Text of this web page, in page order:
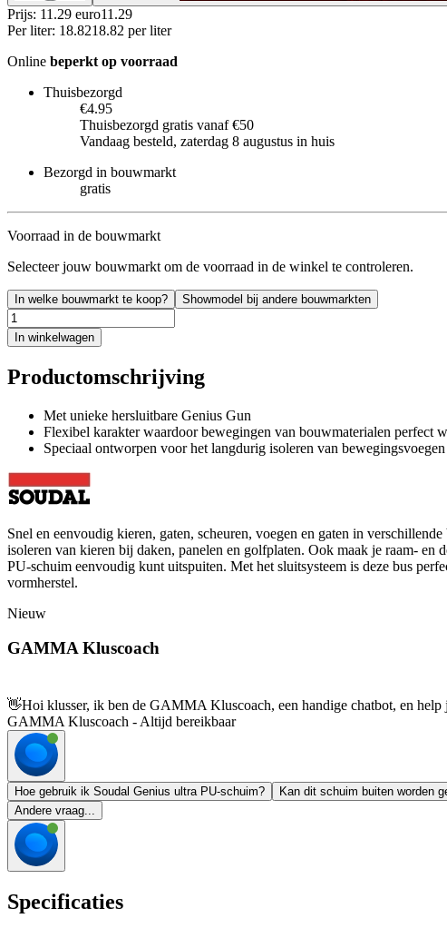
Prijs: 11.29 euro11 .29
Per liter: 18.8218.82 per liter
Online beperkt op voorraad
Thuisbezorgd
€4.95
Thuisbezorgd gratis vanaf €50
Vandaag besteld, zaterdag 8 augustus in huis
Bezorgd in bouwmarkt
gratis
Voorraad in de bouwmarkt
Selecteer jouw bouwmarkt om de voorraad in de winkel te controleren.
In welke bouwmarkt te koop? Showmodel bij andere bouwmarkten
In winkelwagen
Productomschrijving
Met unieke hersluitbare Genius Gun
Flexibel karakter waardoor bewegingen van bouwmaterialen perfect
Speciaal ontworpen voor het langdurig isoleren van bewegingsvoegen
Snel en eenvoudig kieren, gaten, scheuren, voegen en gaten in
isoleren van kieren bij daken, panelen en golfplaten. Ook maak je raam-
PU-schuim eenvoudig kunt uitspuiten. Met het sluitsysteem is deze bus
vormherstel.
Nieuw
GAMMA Kluscoach
👋Hoi klusser, ik ben de GAMMA Kluscoach, een handige chatbot, en help
GAMMA Kluscoach - Altijd bereikbaar
Hoe gebruik ik Soudal Genius ultra PU-schuim? Kan dit schuim buiten worden
Andere vraag...
Specificaties